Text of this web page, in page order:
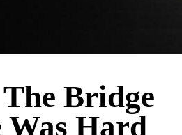
Bridge
Was Hard